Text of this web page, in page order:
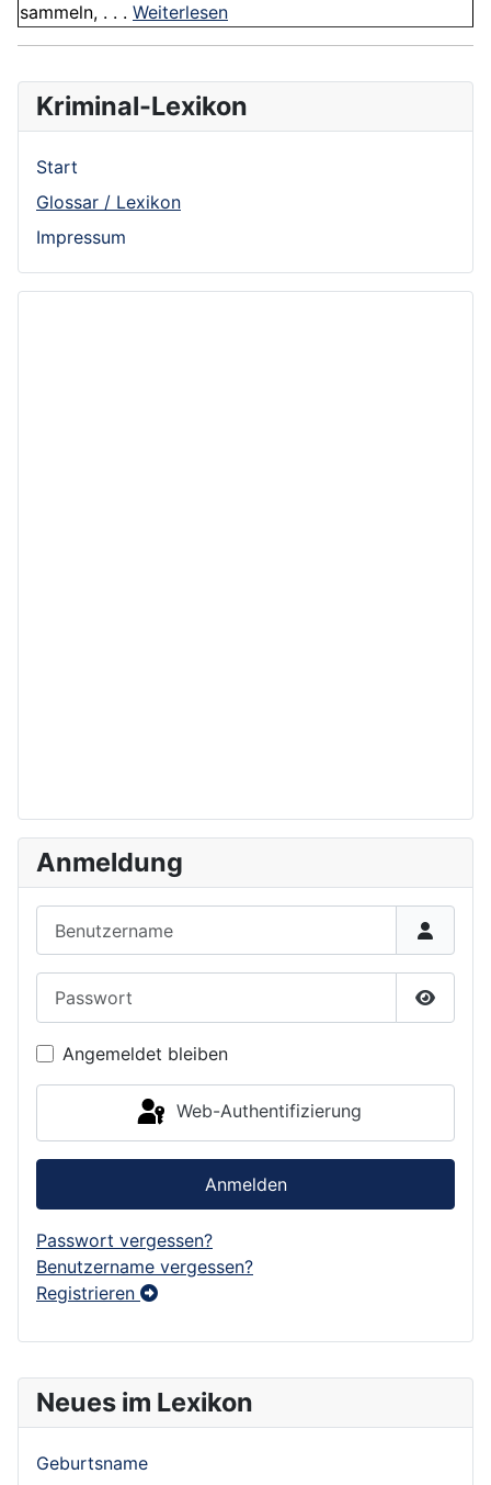
Neues im Lexikon
Geburtsname
sammeln, . . . Weiterlesen
Kriminal-Lexikon
Start
Glossar / Lexikon
Impressum
Anmeldung
Angemeldet bleiben
Web-Authentifizierung
Anmelden
Passwort vergessen?
Benutzername vergessen?
Registrieren